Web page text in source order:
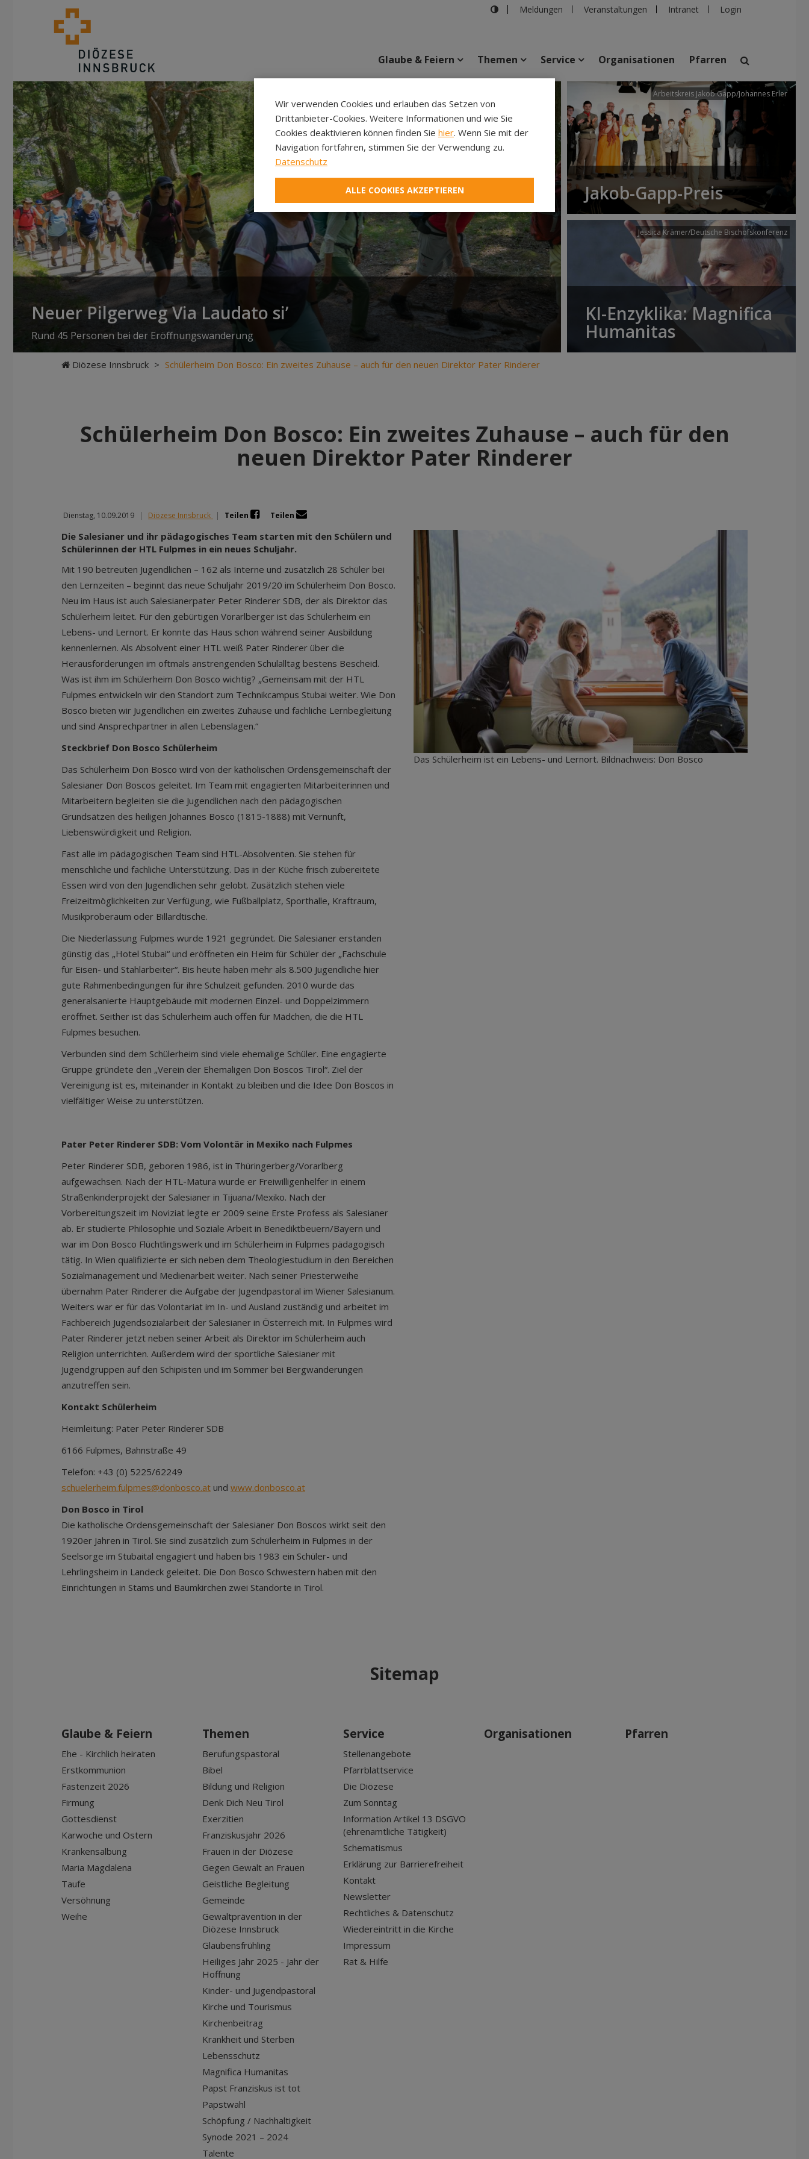
Meldungen Veranstaltungen Intranet Login
suchen
Veranstaltungen Personen Pfarren Einrichtungen
Glaube & Feiern Themen Service Organisationen Pfarren
Neuer Pilgerweg Via Laudato si’
Rund 45 Personen bei der Eröffnungswanderung
Arbeitskreis Jakob Gapp/Johannes Erler
Jakob-Gapp-Preis
Jessica Krämer/Deutsche Bischofskonferenz
KI-Enzyklika: Magnifica
Humanitas
Diözese Innsbruck > Schülerheim Don Bosco: Ein zweites Zuhause – auch für den neuen Direktor Pater Rinderer
Schülerheim Don Bosco: Ein zweites Zuhause – auch für den
neuen Direktor Pater Rinderer
Dienstag, 10.09.2019 | Diözese Innsbruck | Teilen Teilen
Die Salesianer und ihr pädagogisches Team starten mit den Schülern und
Schülerinnen der HTL Fulpmes in ein neues Schuljahr.
Mit 190 betreuten Jugendlichen – 162 als Interne und zusätzlich 28 Schüler bei
den Lernzeiten – beginnt das neue Schuljahr 2019/20 im Schülerheim Don Bosco.
Neu im Haus ist auch Salesianerpater Peter Rinderer SDB, der als Direktor das
Schülerheim leitet. Für den gebürtigen Vorarlberger ist das Schülerheim ein
Lebens- und Lernort. Er konnte das Haus schon während seiner Ausbildung
kennenlernen. Als Absolvent einer HTL weiß Pater Rinderer über die
Herausforderungen im oftmals anstrengenden Schulalltag bestens Bescheid.
Was ist ihm im Schülerheim Don Bosco wichtig? „Gemeinsam mit der HTL
Fulpmes entwickeln wir den Standort zum Technikcampus Stubai weiter. Wie Don
Bosco bieten wir Jugendlichen ein zweites Zuhause und fachliche Lernbegleitung
und sind Ansprechpartner in allen Lebenslagen.“
Steckbrief Don Bosco Schülerheim
Das Schülerheim Don Bosco wird von der katholischen Ordensgemeinschaft der
Salesianer Don Boscos geleitet. Im Team mit engagierten Mitarbeiterinnen und
Mitarbeitern begleiten sie die Jugendlichen nach den pädagogischen
Grundsätzen des heiligen Johannes Bosco (1815-1888) mit Vernunft,
Liebenswürdigkeit und Religion.
Fast alle im pädagogischen Team sind HTL-Absolventen. Sie stehen für
menschliche und fachliche Unterstützung. Das in der Küche frisch zubereitete
Essen wird von den Jugendlichen sehr gelobt. Zusätzlich stehen viele
Freizeitmöglichkeiten zur Verfügung, wie Fußballplatz, Sporthalle, Kraftraum,
Musikproberaum oder Billardtische.
Die Niederlassung Fulpmes wurde 1921 gegründet. Die Salesianer erstanden
günstig das „Hotel Stubai“ und eröffneten ein Heim für Schüler der „Fachschule
für Eisen- und Stahlarbeiter“. Bis heute haben mehr als 8.500 Jugendliche hier
gute Rahmenbedingungen für ihre Schulzeit gefunden. 2010 wurde das
generalsanierte Hauptgebäude mit modernen Einzel- und Doppelzimmern
eröffnet. Seither ist das Schülerheim auch offen für Mädchen, die die HTL
Fulpmes besuchen.
Verbunden sind dem Schülerheim sind viele ehemalige Schüler. Eine engagierte
Gruppe gründete den „Verein der Ehemaligen Don Boscos Tirol“. Ziel der
Vereinigung ist es, miteinander in Kontakt zu bleiben und die Idee Don Boscos in
vielfältiger Weise zu unterstützen.
Pater Peter Rinderer SDB: Vom Volontär in Mexiko nach Fulpmes
Peter Rinderer SDB, geboren 1986, ist in Thüringerberg/Vorarlberg
aufgewachsen. Nach der HTL-Matura wurde er Freiwilligenhelfer in einem
Straßenkinderprojekt der Salesianer in Tijuana/Mexiko. Nach der
Vorbereitungszeit im Noviziat legte er 2009 seine Erste Profess als Salesianer
ab. Er studierte Philosophie und Soziale Arbeit in Benediktbeuern/Bayern und
war im Don Bosco Flüchtlingswerk und im Schülerheim in Fulpmes pädagogisch
tätig. In Wien qualifizierte er sich neben dem Theologiestudium in den Bereichen
Sozialmanagement und Medienarbeit weiter. Nach seiner Priesterweihe
übernahm Pater Rinderer die Aufgabe der Jugendpastoral im Wiener Salesianum.
Weiters war er für das Volontariat im In- und Ausland zuständig und arbeitet im
Fachbereich Jugendsozialarbeit der Salesianer in Österreich mit. In Fulpmes wird
Pater Rinderer jetzt neben seiner Arbeit als Direktor im Schülerheim auch
Religion unterrichten. Außerdem wird der sportliche Salesianer mit
Jugendgruppen auf den Schipisten und im Sommer bei Bergwanderungen
anzutreffen sein.
Kontakt Schülerheim
Heimleitung: Pater Peter Rinderer SDB
6166 Fulpmes, Bahnstraße 49
Telefon: +43 (0) 5225/62249
schuelerheim.fulpmes@donbosco.at und www.donbosco.at
Don Bosco in Tirol
Die katholische Ordensgemeinschaft der Salesianer Don Boscos wirkt seit den
1920er Jahren in Tirol. Sie sind zusätzlich zum Schülerheim in Fulpmes in der
Seelsorge im Stubaital engagiert und haben bis 1983 ein Schüler- und
Lehrlingsheim in Landeck geleitet. Die Don Bosco Schwestern haben mit den
Einrichtungen in Stams und Baumkirchen zwei Standorte in Tirol.
Das Schülerheim ist ein Lebens- und Lernort. Bildnachweis: Don Bosco
Sitemap
Glaube & Feiern
Ehe - Kirchlich heiraten
Erstkommunion
Fastenzeit 2026
Firmung
Gottesdienst
Karwoche und Ostern
Krankensalbung
Maria Magdalena
Taufe
Versöhnung
Weihe
Themen
Berufungspastoral
Bibel
Bildung und Religion
Denk Dich Neu Tirol
Exerzitien
Franziskusjahr 2026
Frauen in der Diözese
Gegen Gewalt an Frauen
Geistliche Begleitung
Gemeinde
Gewaltprävention in der
Diözese Innsbruck
Glaubensfrühling
Heiliges Jahr 2025 - Jahr der
Hoffnung
Kinder- und Jugendpastoral
Kirche und Tourismus
Kirchenbeitrag
Krankheit und Sterben
Lebensschutz
Magnifica Humanitas
Papst Franziskus ist tot
Papstwahl
Schöpfung / Nachhaltigkeit
Synode 2021 – 2024
Talente
Service
Stellenangebote
Pfarrblattservice
Die Diözese
Zum Sonntag
Information Artikel 13 DSGVO
(ehrenamtliche Tätigkeit)
Schematismus
Erklärung zur Barrierefreiheit
Kontakt
Newsletter
Rechtliches & Datenschutz
Wiedereintritt in die Kirche
Impressum
Rat & Hilfe
Organisationen Pfarren
Wir verwenden Cookies und erlauben das Setzen von
Drittanbieter-Cookies. Weitere Informationen und wie Sie
Cookies deaktivieren können finden Sie hier. Wenn Sie mit der
Navigation fortfahren, stimmen Sie der Verwendung zu.
Datenschutz
ALLE COOKIES AKZEPTIEREN